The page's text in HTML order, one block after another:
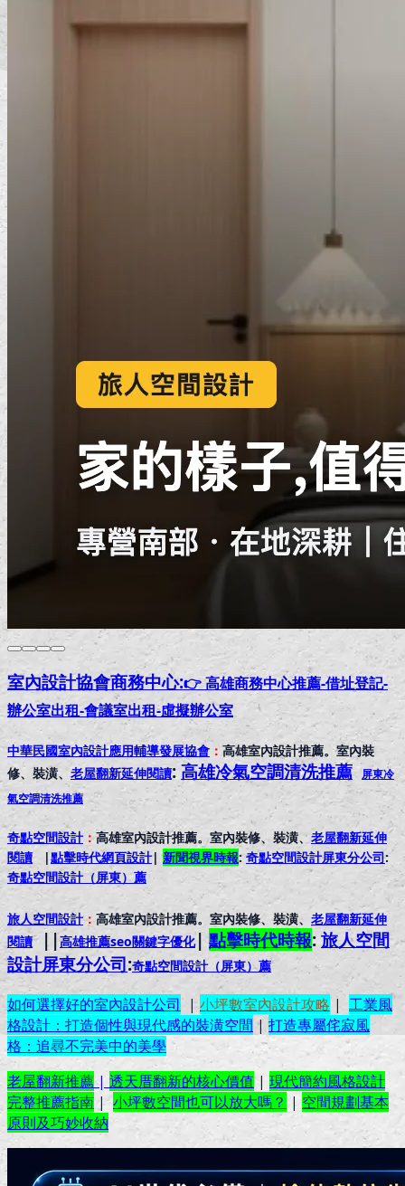
室內設計協會商務中心:👉 高雄商務中心推薦-借址登記-
辦公室出租-會議室出租-虛擬辦公室
中華民國室內設計應用輔導發展協會 ：高雄室內設計推薦。室內裝
修、裝潢、 老屋翻新延伸閱讀: 高雄冷氣空調清洗推薦 屏東冷
氣空調清洗推薦
奇點空間設計：高雄室內設計推薦。室內裝修、裝潢、 老屋翻新延伸
閱讀|點擊時代網頁設計|新聞視界時報: 奇點空間設計屏東分公司:
奇點空間設計（屏東）薦
旅人空間設計：高雄室內設計推薦。室內裝修、裝潢、 老屋翻新延伸
閱讀||高雄推薦seo關鍵字優化| 點擊時代時報: 旅人空間
設計屏東分公司:奇點空間設計（屏東）薦
如何選擇好的室內設計公司 | 小坪數室內設計攻略| 工業風
格設計：打造個性與現代感的裝潢空間 |打造專屬侘寂風
格：追尋不完美中的美學
老屋翻新推薦| 透天厝翻新的核心價值| 現代簡約風格設計
完整推薦指南 | 小坪數空間也可以放大嗎？ | 空間規劃基本
原則及巧妙收納